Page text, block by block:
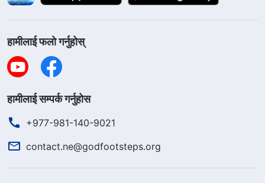
हामीलाई फलो गर्नुहोस्
हामीलाई सम्पर्क गर्नुहोस
+977-981-140-9021
contact.ne@godfootsteps.org